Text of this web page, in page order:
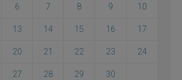
6 7 8 9 10
13 14 15 16 17
20 21 22 23 24
27 28 29 30